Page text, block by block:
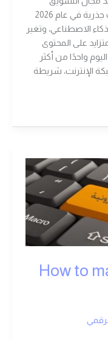
بالعمولة (Affiliate Marketing) تحولات جذرية في عام 2026
الاصطناعي، وتغير
على المحتوى
واحدًا من أكثر
الإنترنت، شريطة
How to